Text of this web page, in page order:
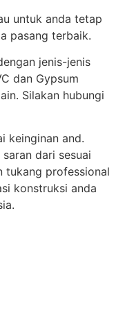
untuk anda tetap
pasang terbaik.
jenis-jenis
dan Gypsum
Silakan hubungi
keinginan and.
dari sesuai
tukang professional
konstruksi anda